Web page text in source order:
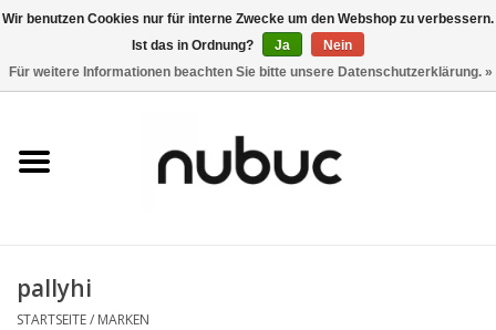
0 Artikel - CHF 0,00
Damen
Accessoires
pallyhi
STARTSEITE/ MARKEN
Wir benutzen Cookies nur für interne Zwecke um den Webshop zu verbessern.
Ist das in Ordnung?
Ja
Nein
Für weitere Informationen beachten Sie bitte unsere Datenschutzerklärung. »